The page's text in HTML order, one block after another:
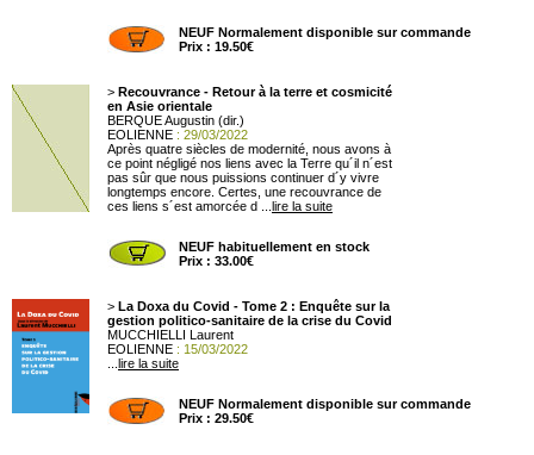
NEUF Normalement disponible sur commande
Prix : 19.50€
> Recouvrance - Retour à la terre et cosmicité
en Asie orientale
BERQUE Augustin (dir.)
EOLIENNE : 29/03/2022
Après quatre siècles de modernité, nous avons à
ce point négligé nos liens avec la Terre qu´il n´est
pas sûr que nous puissions continuer d´y vivre
longtemps encore. Certes, une recouvrance de
ces liens s´est amorcée d ... lire la suite
NEUF habituellement en stock
Prix : 33.00€
> La Doxa du Covid - Tome 2 : Enquête sur la
gestion politico-sanitaire de la crise du Covid
MUCCHIELLI Laurent
EOLIENNE : 15/03/2022
lire la suite
NEUF Normalement disponible sur commande
Prix : 29.50€